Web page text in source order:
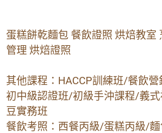
蛋糕餅乾麵包 餐飲證照 烘焙教室
管理 烘焙證照
其他課程：HACCP訓練班/餐飲
初中級認證班/初級手沖課程/義
豆實務班
餐飲考照：西餐丙級/蛋糕丙級/